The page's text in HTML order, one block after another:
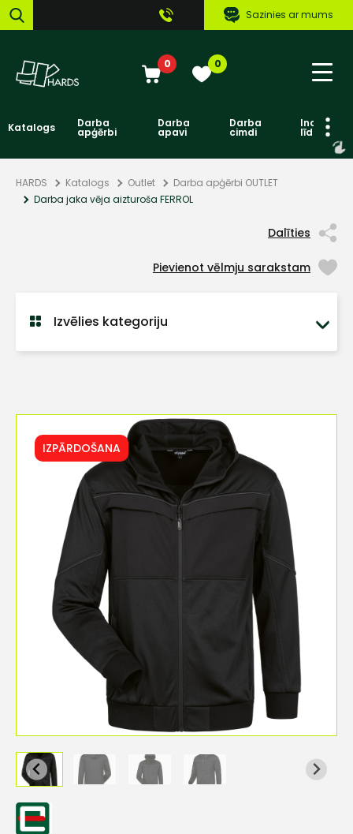
Sazinies ar mums
0 0
Katalogs Darba
apģērbi
Darba
apavi
Darba
cimdi līdzekļi
HARDS Katalogs Outlet
Darba apģērbi OUTLET
Darba jaka vēja aizturoša FERROL
Dalīties
Pievienot vēlmju sarakstam
Izvēlies kategoriju
IZPĀRDOŠANA